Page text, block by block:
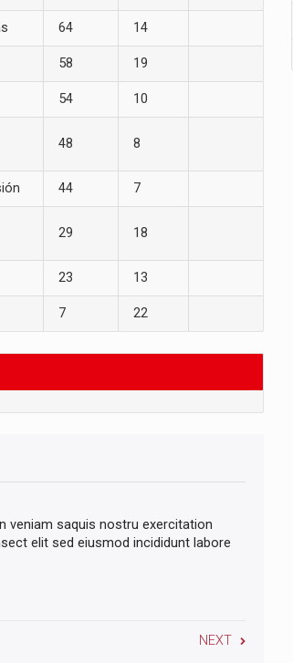
64 14
58 19
54 10
48 8
44 7
29 18
23 13
7 22
veniam saquis nostru exercitation
elit sed eiusmod incididunt labore
NEXT